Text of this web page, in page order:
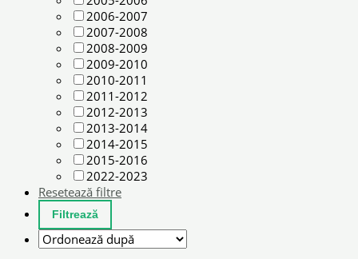
2006-2007
2007-2008
2008-2009
2009-2010
2010-2011
2011-2012
2012-2013
2013-2014
2014-2015
2015-2016
2022-2023
Resetează filtre